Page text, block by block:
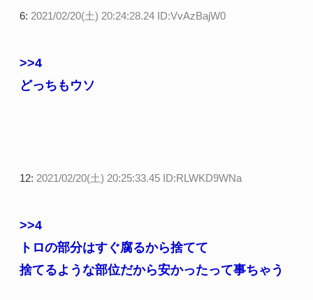
6: 2021/02/20(土) 20:24:28.24 ID:VvAzBajW0
>>4
どっちもウソ
12: 2021/02/20(土) 20:25:33.45 ID:RLWKD9WNa
>>4
トロの部分はすぐ腐るから捨てて
捨てるような部位だから安かったって事ちゃう